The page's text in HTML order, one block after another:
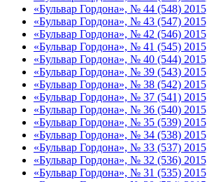
«Бульвар Гордона», № 44 (548)
«Бульвар Гордона», № 43 (547)
«Бульвар Гордона», № 42 (546)
«Бульвар Гордона», № 41 (545)
«Бульвар Гордона», № 40 (544)
«Бульвар Гордона», № 39 (543)
«Бульвар Гордона», № 38 (542)
«Бульвар Гордона», № 37 (541)
«Бульвар Гордона», № 36 (540)
«Бульвар Гордона», № 35 (539)
«Бульвар Гордона», № 34 (538)
«Бульвар Гордона», № 33 (537)
«Бульвар Гордона», № 32 (536)
«Бульвар Гордона», № 31 (535)